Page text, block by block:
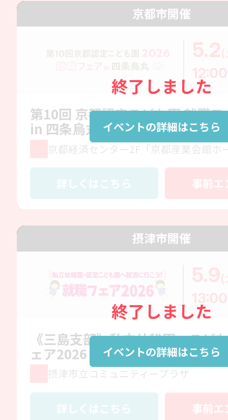
終了しました
イベントの詳細はこちら
京都市開催
5.2
第10回 京都認定こども園 就職
in 四条烏丸
京都経済センター2F「京都産業会館ホ
詳しくはこちら 事前エ
終了しました
イベントの詳細はこちら
摂津市開催
5.9(
《三島支部》私立幼稚園・こど
ェア2026
摂津市立コミュニティープラザ
詳しくはこちら 事前エ